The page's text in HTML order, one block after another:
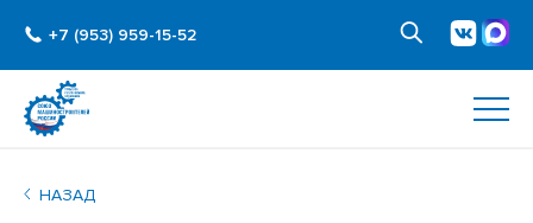
+7 (953) 959-15-52
НАЗАД